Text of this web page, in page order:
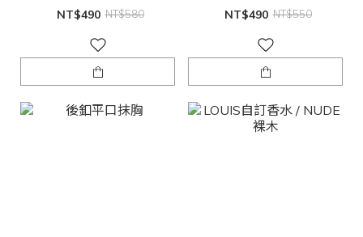
NT$490 NT$580 NT$490 NT$550